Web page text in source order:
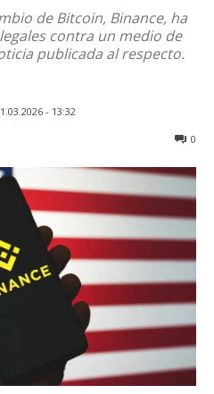
de Bitcoin, Binance, ha
contra un medio de
publicada al respecto.
- 13:32
0